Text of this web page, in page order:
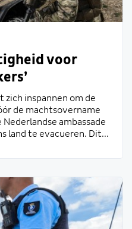
voor
zich inspannen om de
de machtsovername
ambassade
land te evacueren. Dit...